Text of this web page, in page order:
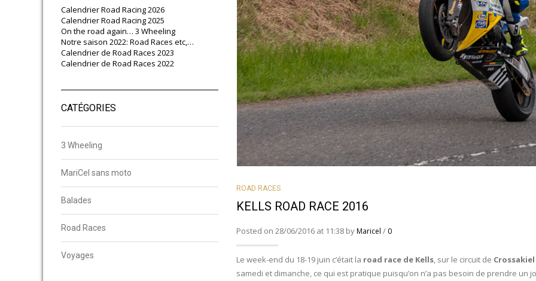
Calendrier Road Racing 2026
Calendrier Road Racing 2025
On the road again… 3 Wheeling
Notre saison 2022: Road Races etc,…
Calendrier de Road Races 2023
Calendrier de Road Races 2022
CATÉGORIES
3 Wheeling
MariCel sans moto
Balades
Road Races
Voyages
ROAD RACES
KELLS ROAD RACE 2016
Posted on 28/06/2016 at 11:38 byMaricel / 0
Le week-end du 18-19 juin c’était la road race de Kells, sur le circuit de Crossakiel
samedi et dimanche, ce qui est pratique puisqu’on n’a pas besoin de prendre un